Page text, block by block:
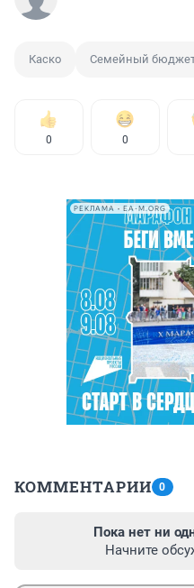
Каско Семейный
0 0
РЕКЛАМА • EA-M.ORG
КОММЕНТАРИИ 0
Пока нет ни
Начните